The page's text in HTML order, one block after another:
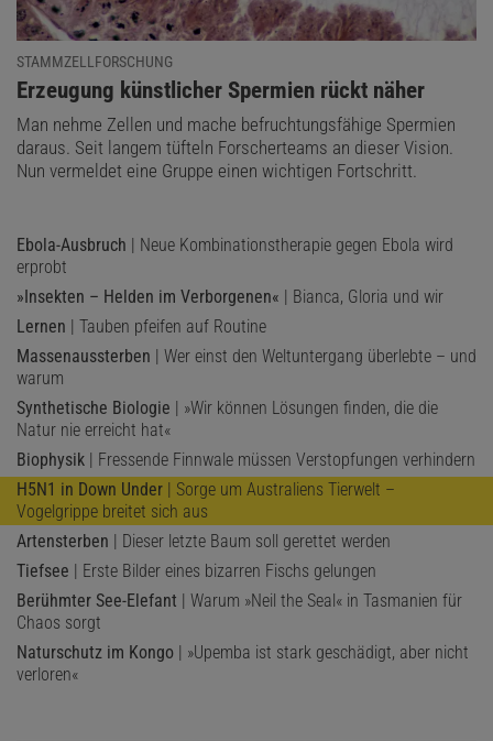
STAMMZELLFORSCHUNG
:
Erzeugung künstlicher Spermien rückt näher
Man nehme Zellen und mache befruchtungsfähige Spermien
daraus. Seit langem tüfteln Forscherteams an dieser Vision.
Nun vermeldet eine Gruppe einen wichtigen Fortschritt.
Ebola-Ausbruch | Neue Kombinationstherapie gegen Ebola wird
erprobt
»Insekten – Helden im Verborgenen« | Bianca, Gloria und wir
Lernen | Tauben pfeifen auf Routine
Massenaussterben | Wer einst den Weltuntergang überlebte – und
warum
Synthetische Biologie | »Wir können Lösungen finden, die die
Natur nie erreicht hat«
Biophysik | Fressende Finnwale müssen Verstopfungen verhindern
H5N1 in Down Under | Sorge um Australiens Tierwelt –
Vogelgrippe breitet sich aus
Artensterben | Dieser letzte Baum soll gerettet werden
Tiefsee | Erste Bilder eines bizarren Fischs gelungen
Berühmter See-Elefant | Warum »Neil the Seal« in Tasmanien für
Chaos sorgt
Naturschutz im Kongo | »Upemba ist stark geschädigt, aber nicht
verloren«